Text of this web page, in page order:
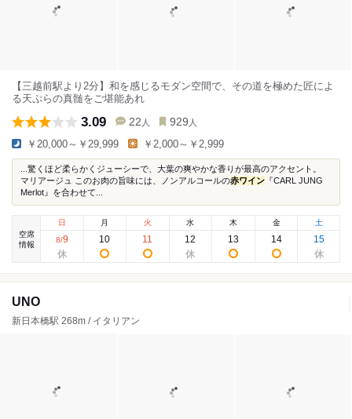
【三越前駅より2分】和を感じるモダン空間で、その道を極めた匠によ
る天ぷらの真髄をご堪能あれ
3.09 22 人 929 人
￥20,000～￥29,999 ￥2,000～￥2,999
...驚くほど柔らかくジューシーで、大葉の爽やかな香りが最高のアクセント。
マリアージュ このお肉の旨味には、ノンアルコールの赤ワイン 『CARL JUNG
Merlot』を合わせて...
空席
情報
日
8/9
月
10
火
11
水
12
木
13
金
14
土
15
UNO
新日本橋駅 268m / イタリアン